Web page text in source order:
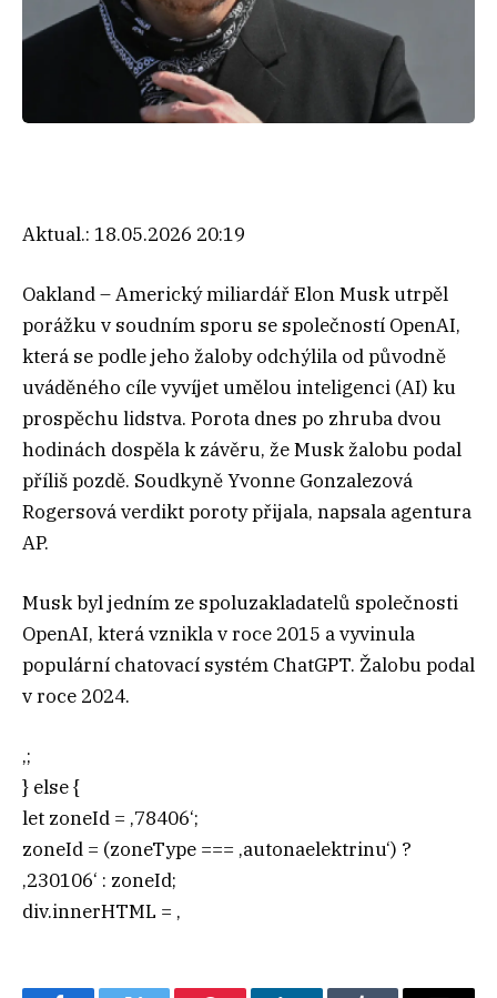
Aktual.: 18.05.2026 20:19
Oakland – Americký miliardář Elon Musk utrpěl
porážku v soudním sporu se společností OpenAI,
která se podle jeho žaloby odchýlila od původně
uváděného cíle vyvíjet umělou inteligenci (AI) ku
prospěchu lidstva. Porota dnes po zhruba dvou
hodinách dospěla k závěru, že Musk žalobu podal
příliš pozdě. Soudkyně Yvonne Gonzalezová
Rogersová verdikt poroty přijala, napsala agentura
AP.
Musk byl jedním ze spoluzakladatelů společnosti
OpenAI, která vznikla v roce 2015 a vyvinula
populární chatovací systém ChatGPT. Žalobu podal
v roce 2024.
‚;
} else {
let zoneId = ‚78406‘;
zoneId = (zoneType === ‚autonaelektrinu‘) ?
‚230106‘ : zoneId;
div.innerHTML = ‚